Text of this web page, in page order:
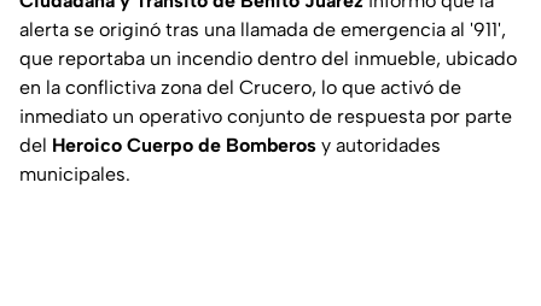
alerta se originó tras una llamada de emergencia al '911',
que reportaba un incendio dentro del inmueble, ubicado
en la conflictiva zona del Crucero, lo que activó de
inmediato un operativo conjunto de respuesta por parte
del Heroico Cuerpo de Bomberos y autoridades
municipales.